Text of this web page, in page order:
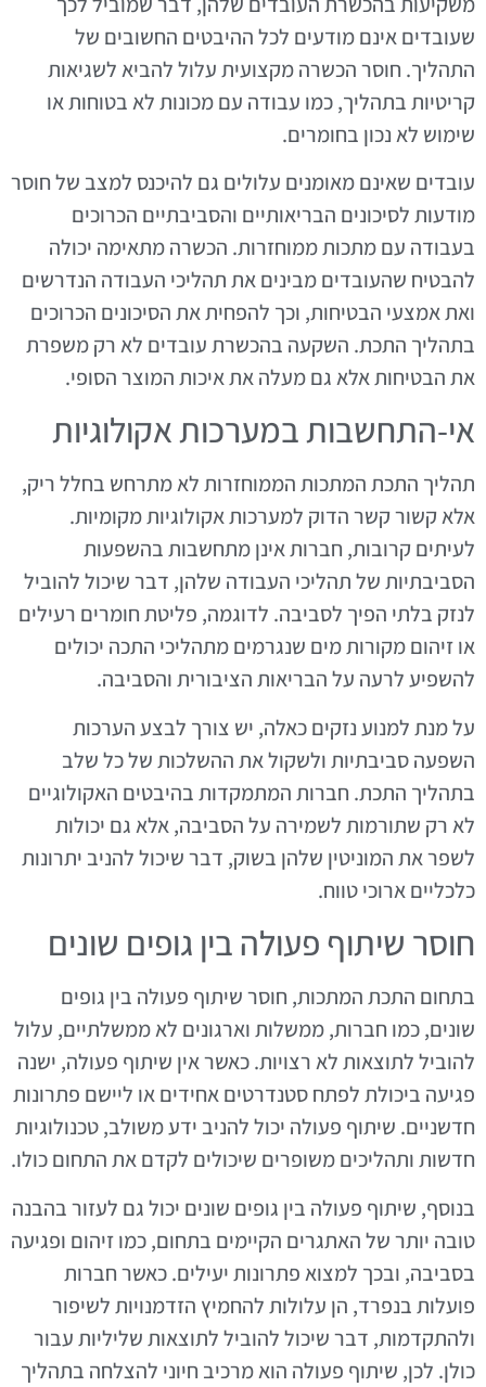
שעובדים אינם מודעים לכל ההיבטים החשובים של
התהליך. חוסר הכשרה מקצועית עלול להביא לשגיאות
קריטיות בתהליך, כמו עבודה עם מכונות לא בטוחות או
שימוש לא נכון בחומרים.
עובדים שאינם מאומנים עלולים גם להיכנס למצב של חוסר
מודעות לסיכונים הבריאותיים והסביבתיים הכרוכים
בעבודה עם מתכות ממוחזרות. הכשרה מתאימה יכולה
להבטיח שהעובדים מבינים את תהליכי העבודה הנדרשים
ואת אמצעי הבטיחות, וכך להפחית את הסיכונים הכרוכים
בתהליך התכת. השקעה בהכשרת עובדים לא רק משפרת
את הבטיחות אלא גם מעלה את איכות המוצר הסופי.
אי-התחשבות במערכות אקולוגיות
תהליך התכת המתכות הממוחזרות לא מתרחש בחלל ריק,
אלא קשור קשר הדוק למערכות אקולוגיות מקומיות.
לעיתים קרובות, חברות אינן מתחשבות בהשפעות
הסביבתיות של תהליכי העבודה שלהן, דבר שיכול להוביל
לנזק בלתי הפיך לסביבה. לדוגמה, פליטת חומרים רעילים
או זיהום מקורות מים שנגרמים מתהליכי התכה יכולים
להשפיע לרעה על הבריאות הציבורית והסביבה.
על מנת למנוע נזקים כאלה, יש צורך לבצע הערכות
השפעה סביבתיות ולשקול את ההשלכות של כל שלב
בתהליך התכת. חברות המתמקדות בהיבטים האקולוגיים
לא רק שתורמות לשמירה על הסביבה, אלא גם יכולות
לשפר את המוניטין שלהן בשוק, דבר שיכול להניב יתרונות
כלכליים ארוכי טווח.
חוסר שיתוף פעולה בין גופים שונים
בתחום התכת המתכות, חוסר שיתוף פעולה בין גופים
שונים, כמו חברות, ממשלות וארגונים לא ממשלתיים, עלול
להוביל לתוצאות לא רצויות. כאשר אין שיתוף פעולה, ישנה
פגיעה ביכולת לפתח סטנדרטים אחידים או ליישם פתרונות
חדשניים. שיתוף פעולה יכול להניב ידע משולב, טכנולוגיות
חדשות ותהליכים משופרים שיכולים לקדם את התחום כולו.
בנוסף, שיתוף פעולה בין גופים שונים יכול גם לעזור בהבנה
טובה יותר של האתגרים הקיימים בתחום, כמו זיהום ופגיעה
בסביבה, ובכך למצוא פתרונות יעילים. כאשר חברות
פועלות בנפרד, הן עלולות להחמיץ הזדמנויות לשיפור
ולהתקדמות, דבר שיכול להוביל לתוצאות שליליות עבור
כולן. לכן, שיתוף פעולה הוא מרכיב חיוני להצלחה בתהליך